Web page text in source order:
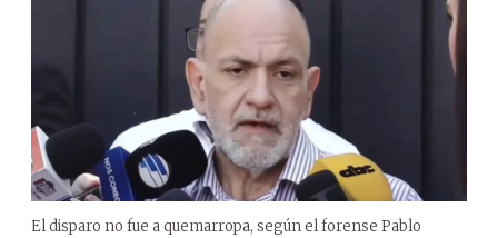
El disparo no fue a quemarropa, según el forense Pablo